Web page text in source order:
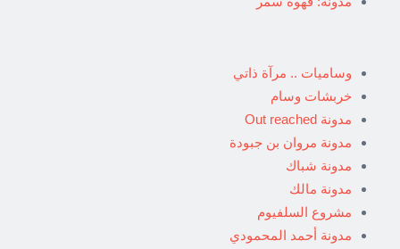
وساميات .. مرآة ذاتي
خربشات وسام
مدونة Out reached
مدونة مروان بن جبودة
مدونة شباك
مدونة مالك
مشروع السلفيوم
مدونة أحمد المحمودي